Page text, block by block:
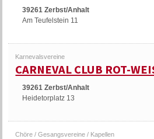
39261 Zerbst/Anhalt
Am Teufelstein 11
Karnevalsvereine
CARNEVAL CLUB ROT-
39261 Zerbst/Anhalt
Heidetorplatz 13
Chöre / Gesangsvereine / Kapellen